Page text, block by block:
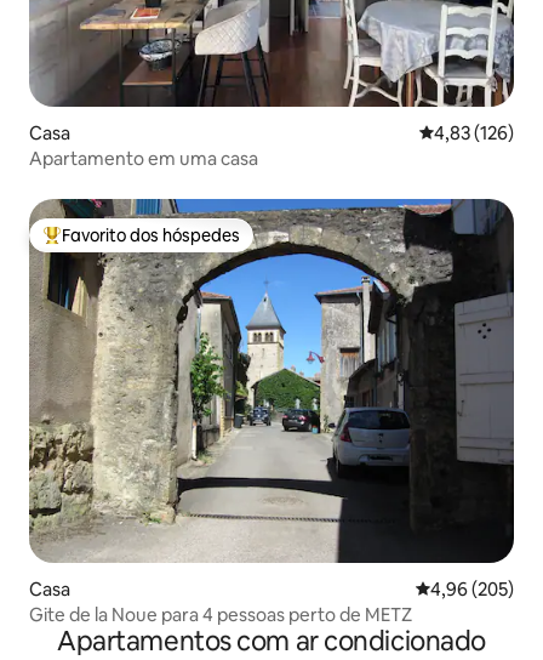
Casa Classificação
4,83 (126)
Apartamento em uma casa
Favoritos dos hóspedes mais apreciados
Favorito dos hóspedes
Casa Classificação
4,96 (205)
Gite de la Noue para 4 pessoas perto de METZ
Apartamentos com ar condicionado